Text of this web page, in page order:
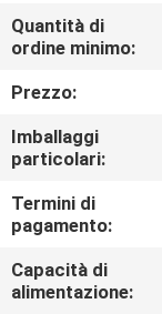
DI
QUALITÀ
CONTATTICI
RICHIEDA
UNA
Quantità di
ordine minimo:
Prezzo:
Imballaggi
particolari:
Termini di
pagamento:
Capacità di
alimentazione: